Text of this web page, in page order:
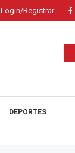
Login/Registrar
DEPORTES